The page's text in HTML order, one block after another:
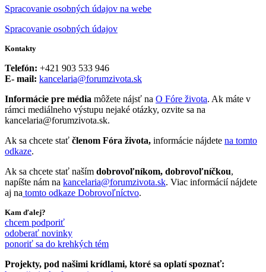
Spracovanie osobných údajov na webe
Spracovanie osobných údajov
Kontakty
Telefón: +421 903 533 946
E- mail: kancelaria@forumzivota.sk
Informácie pre média môžete nájsť na O Fóre života. Ak máte v
rámci mediálneho výstupu nejaké otázky, ozvite sa na
kancelaria@forumzivota.sk.
Ak sa chcete stať členom Fóra života, informácie nájdete na tomto
odkaze.
Ak sa chcete stať naším dobrovoľníkom, dobrovoľníčkou,
napíšte nám na kancelaria@forumzivota.sk. Viac informácií nájdete
aj na tomto odkaze Dobrovoľníctvo.
Kam ďalej?
chcem podporiť
odoberať novinky
ponoriť sa do krehkých tém
Projekty, pod našimi krídlami, ktoré sa oplatí spoznať: